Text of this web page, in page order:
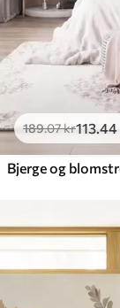
189.07kr113.44